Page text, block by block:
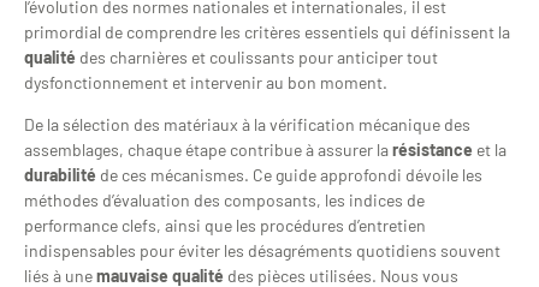
l’évolution des normes nationales et internationales, il est
primordial de comprendre les critères essentiels qui définissent la
qualité des charnières et coulissants pour anticiper tout
dysfonctionnement et intervenir au bon moment.
De la sélection des matériaux à la vérification mécanique des
assemblages, chaque étape contribue à assurer larésistance et la
durabilité de ces mécanismes. Ce guide approfondi dévoile les
méthodes d’évaluation des composants, les indices de
performance clefs, ainsi que les procédures d’entretien
indispensables pour éviter les désagréments quotidiens souvent
liés à unemauvaise qualité des pièces utilisées. Nous vous